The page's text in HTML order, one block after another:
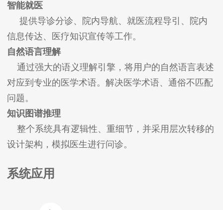
智能就医
提供导诊分诊、院内导航、就医流程导引、院内
信息传达、医疗知识宣传等工作。
自然语言理解
通过强大的语义理解引擎，将用户的自然语言表述
对应到专业的医学术语。解决医学术语、通俗不匹配
问题。
知识图谱推理
整个系统具有逻辑性、重细节，并采用层次转移的
设计架构，模拟医生进行问诊。
系统应用